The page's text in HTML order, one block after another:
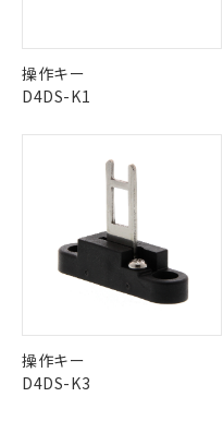
"対応済み"や非含有の記
在庫等で未対応品が混
非含有品が必要な際は、
問い合わせください。
操作キー
D4DS-K1
操作キー
D4DS-K3
本サービス
商品の当社
(税抜)を提
当社制御機
本サービス
ことをご了承
在庫状況お
記載してい
タに基づき
覧された時
準価格とは
様のお取引
ムロン制御
非含有の対応状況
非該当品：ライセ
害物質有無と関係
いたものが、含有
むを得ず変更する
*EU RoHS指令（10物質
鉛(Pb) 1000ppm以下
ミウム(Cd) 100ppm以下
六価クロム(Cr(Ⅵ))
類(PBB) 1000ppm以下
ルベンジル（BBP）
（DBP） 1000ppm以
(DIBP) 1000ppm以下
「○」：最大均質
基準値を超えて
「－」：未確認で
い合わせください。
*中国RoHS10物質の基
Pb(鉛) :1000ppm、
ム) : 100ppm、
DBP(フタル酸ジブチル
イソブチル) : 1000ppm
ル) : 1000ppm、
当社は、こ
為替および
（以下｢規制
または国外
国政府の輸
可)を取得す
当社は規制
全に破砕す
いよう必要
説明
○ 一定数
一定数